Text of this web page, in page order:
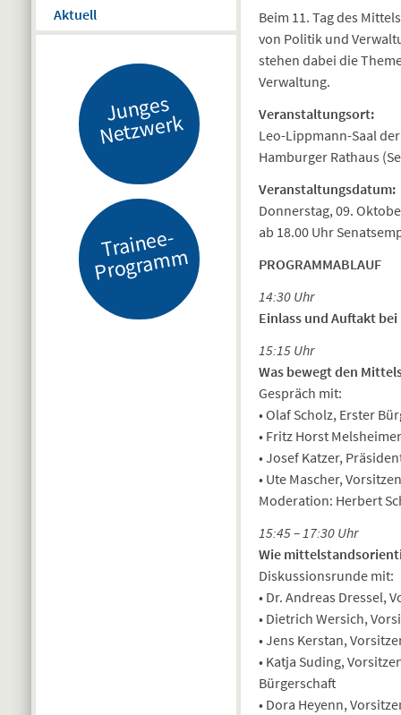
Aktuell
J
u
n
g
es
N
etz
w
er
k
Tr
ai
n
e
e-
Pr
o
gr
a
m
m
Beim 11. Tag des
von Politik und
stehen dabei die
Verwaltung.
Veranstaltungsort:
Leo-Lippmann-Saal
Hamburger Rathaus
Veranstaltungsdatum:
Donnerstag, 09.
ab 18.00 Uhr
PROGRAMMABLAUF
14:30 Uhr
Einlass und Auftakt
15:15 Uhr
Was bewegt den
Gespräch mit:
• Olaf Scholz, Erster
• Fritz Horst
• Josef Katzer,
• Ute Mascher,
Moderation: Herbert
15:45 – 17:30 Uhr
Wie
Diskussionsrunde mit:
• Dr. Andreas Dressel,
• Dietrich Wersich,
• Jens Kerstan,
• Katja Suding,
Bürgerschaft
• Dora Heyenn,